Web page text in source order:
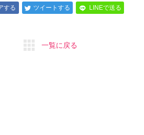
する ツイートする LINEで送る
一覧に戻る